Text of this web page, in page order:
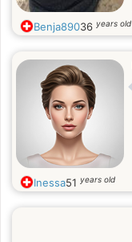
Benja89036 years old
Inessa51 years old